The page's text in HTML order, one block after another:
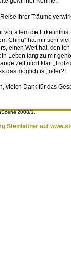
Ihrer Träume
vor allem die
China“ hat mir sehr
einen Wert hat, den
Leben lang zu mir
Zeit nicht klar.
das möglich ist, oder?!
vielen Dank für das
2008/1.
Steinleitner auf